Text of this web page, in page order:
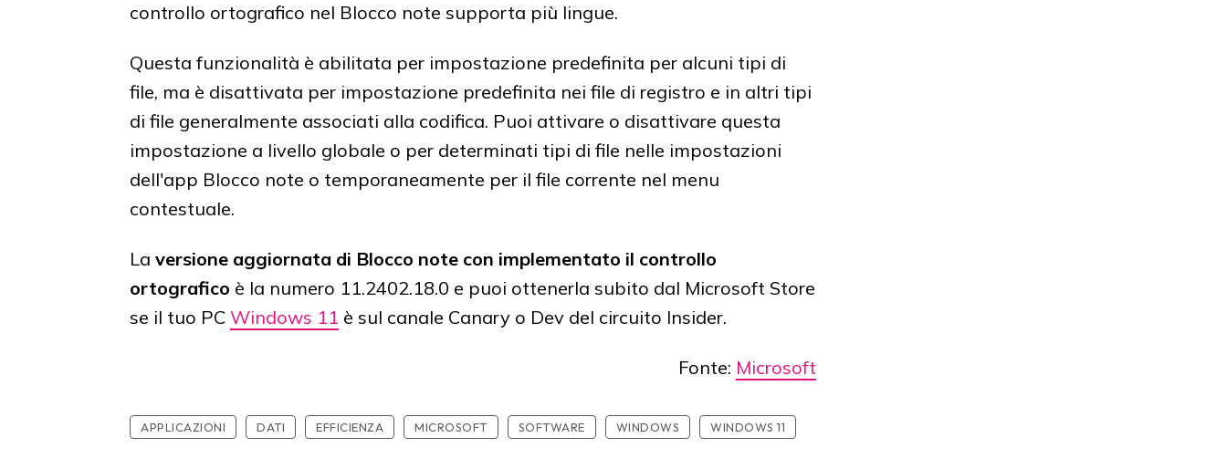
controllo ortografico nel Blocco note supporta più lingue.
Questa funzionalità è abilitata per impostazione predefinita per alcuni tipi di
file, ma è disattivata per impostazione predefinita nei file di registro e in altri tipi
di file generalmente associati alla codifica. Puoi attivare o disattivare questa
impostazione a livello globale o per determinati tipi di file nelle impostazioni
dell'app Blocco note o temporaneamente per il file corrente nel menu
contestuale.
La versione aggiornata di Blocco note con implementato il controllo
ortografico è la numero 11.2402.18.0 e puoi ottenerla subito dal Microsoft Store
se il tuo PC Windows 11 è sul canale Canary o Dev del circuito Insider.
Fonte: Microsoft
APPLICAZIONI DATI EFFICIENZA MICROSOFT SOFTWARE WINDOWS WINDOWS 11